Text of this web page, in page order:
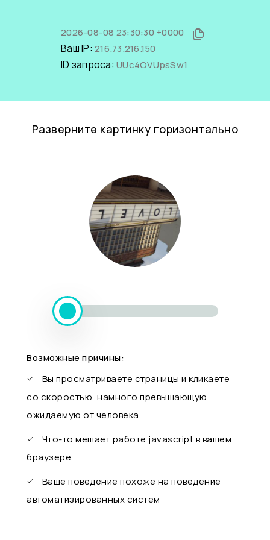
2026-08-08 23:30:30 +0000
Ваш IP: 216.73.216.150
ID запроса: UUc4OVUpsSw1
Разверните картинку горизонтально
Возможные причины:
Вы просматриваете страницы и кликаете
со скоростью, намного превышающую
ожидаемую от человека
Что-то мешает работе javascript в вашем
браузере
Ваше поведение похоже на поведение
автоматизированных систем